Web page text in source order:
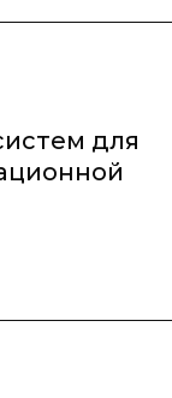
для